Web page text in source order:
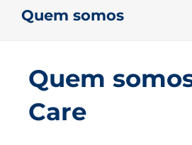
Quem somos
Quem
Care